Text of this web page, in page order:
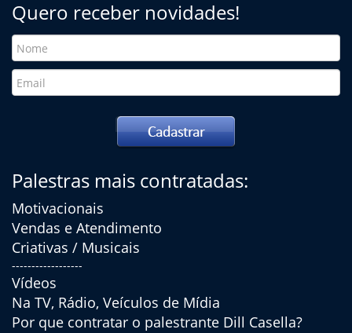
Quero receber novidades!
Palestras mais contratadas:
Motivacionais
Vendas e Atendimento
Criativas / Musicais
------------------
Vídeos
Na TV, Rádio, Veículos de Mídia
Por que contratar o palestrante Dill Casella?